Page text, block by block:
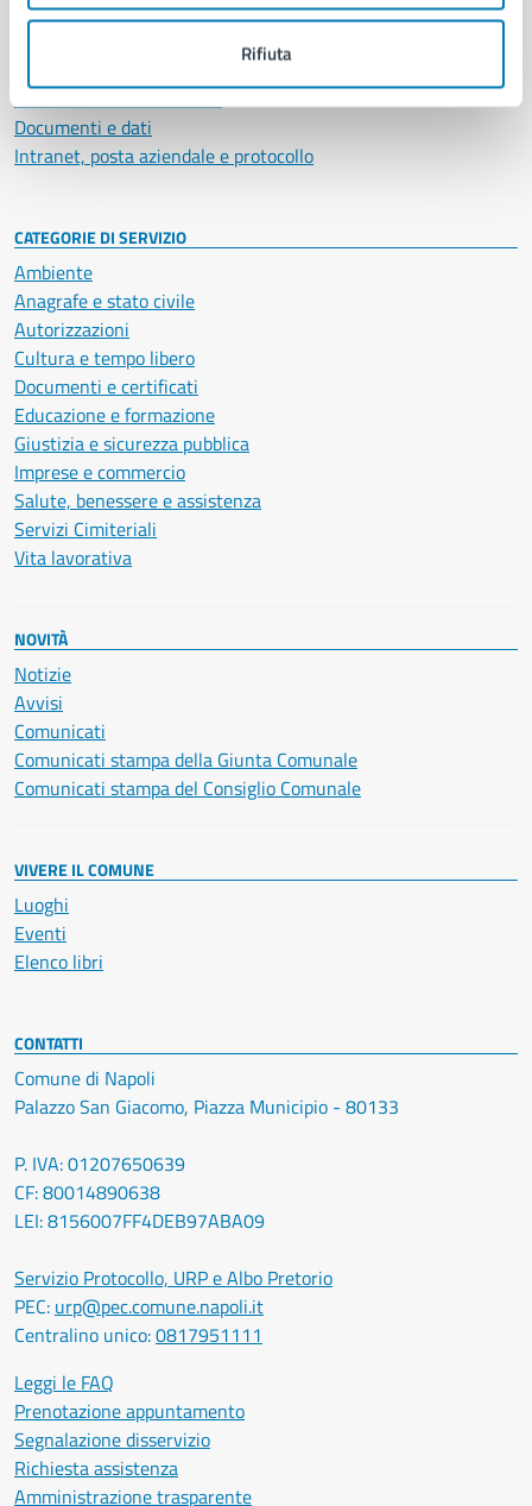
Rifiuta
Uffici
Personale amministrativo
Documenti e dati
Intranet, posta aziendale e protocollo
CATEGORIE DI SERVIZIO
Ambiente
Anagrafe e stato civile
Autorizzazioni
Cultura e tempo libero
Documenti e certificati
Educazione e formazione
Giustizia e sicurezza pubblica
Imprese e commercio
Salute, benessere e assistenza
Servizi Cimiteriali
Vita lavorativa
NOVITÀ
Notizie
Avvisi
Comunicati
Comunicati stampa della Giunta Comunale
Comunicati stampa del Consiglio Comunale
VIVERE IL COMUNE
Luoghi
Eventi
Elenco libri
CONTATTI
Comune di Napoli
Palazzo San Giacomo, Piazza Municipio - 80133
P. IVA: 01207650639
CF: 80014890638
LEI: 8156007FF4DEB97ABA09
Servizio Protocollo, URP e Albo Pretorio
PEC: urp@pec.comune.napoli.it
Centralino unico:0817951111
Leggi le FAQ
Prenotazione appuntamento
Segnalazione disservizio
Richiesta assistenza
Amministrazione trasparente